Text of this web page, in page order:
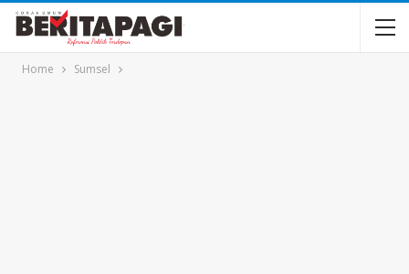
Home Sumsel